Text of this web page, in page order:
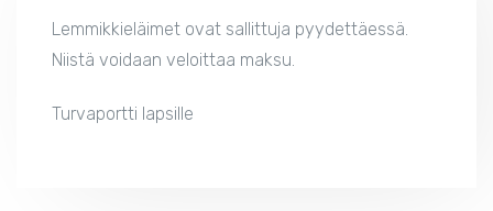
Lemmikkieläimet ovat sallittuja pyydettäessä.
Niistä voidaan veloittaa maksu.
Turvaportti lapsille